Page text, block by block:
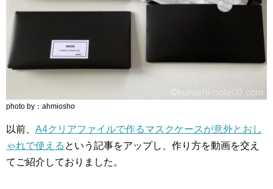
photo by：ahmiosho
以前、 A4クリアファイルで作るマスクケースが意外とおし
ゃれで使える という記事をアップし、作り方を動画を交え
てご紹介しておりました。